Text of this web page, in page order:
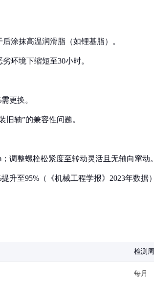
涂抹高温润滑脂（如锂基脂）。
环境下缩短至30小时。
更换。
旧轴”的兼容性问题。
调整螺栓松紧度至转动灵活且无轴向窜动。
升至95%（《机械工程学报》2023年数据）
检测
每月